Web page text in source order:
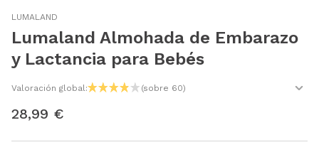
LUMALAND
Lumaland Almohada de Embarazo
y Lactancia para Bebés
Valoración global: (sobre 60)
28,99 €